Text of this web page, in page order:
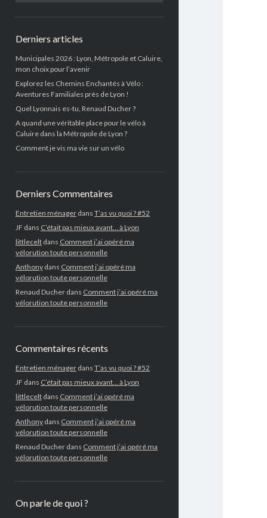
Derniers articles
Municipales 2026 : Lyon, Métropole et Caluire,
mon choix pour l’avenir
Explorez les Chemins Enchantés à Vélo :
Aventures Familiales près de Lyon !
Quel Lyonnais es-tu, Renaud Ducher ?
A quand une véritable place pour le vélo à
Caluire dans la Métropole de Lyon ?
Comment je vis ma vie sur un vélo
Derniers Commentaires
Entretien ménagerdans T’as vu quoi ? #52
JF dans C’était pas mieux avant… à Lyon
littleceltdans Comment j’ai opéré ma
vélorution toute personnelle
Anthonydans Comment j’ai opéré ma
vélorution toute personnelle
Renaud Ducherdans Comment j’ai opéré ma
vélorution toute personnelle
Commentaires récents
Entretien ménagerdans T’as vu quoi ? #52
JF dans C’était pas mieux avant… à Lyon
littleceltdans Comment j’ai opéré ma
vélorution toute personnelle
Anthonydans Comment j’ai opéré ma
vélorution toute personnelle
Renaud Ducherdans Comment j’ai opéré ma
vélorution toute personnelle
On parle de quoi ?